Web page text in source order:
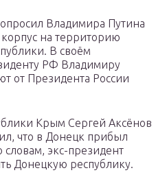
Владимира Путина
на территорию
В своём
РФ Владимиру
от Президента России
Крым Сергей Аксёнов
что в Донецк прибыл
экс-президент
Донецкую республику.